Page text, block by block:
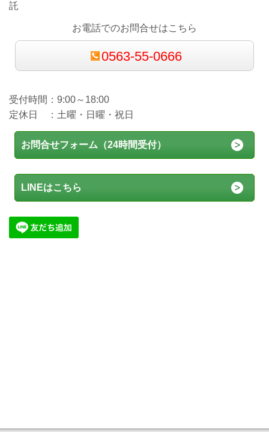
託
お電話でのお問合せはこちら
0563-55-0666
受付時間：9:00～18:00
定休日 ：土曜・日曜・祝日
お問合せフォーム（24時間受付）
LINEはこちら